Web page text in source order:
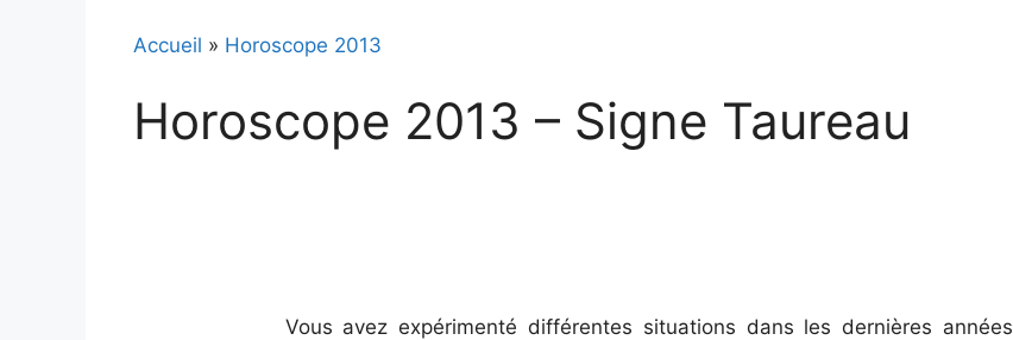
Accueil » Horoscope 2013
Horoscope 2013 – Signe Taureau
Vous avez expérimenté différentes situations dans les dernières années